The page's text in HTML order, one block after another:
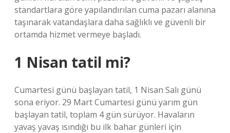
standartlara göre yapılandırılan cuma pazarı alanına
taşınarak vatandaşlara daha sağlıklı ve güvenli bir
ortamda hizmet vermeye başladı.
1 Nisan tatil mi?
Cumartesi günü başlayan tatil, 1 Nisan Salı günü
sona eriyor. 29 Mart Cumartesi günü yarım gün
başlayan tatil, toplam 4 gün sürüyor. Havaların
yavaş yavaş ısındığı bu ilk bahar günleri için